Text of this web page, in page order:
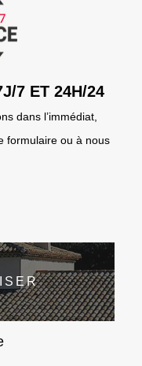
7 ET 24H/24
dans l’immédiat,
formulaire ou à nous